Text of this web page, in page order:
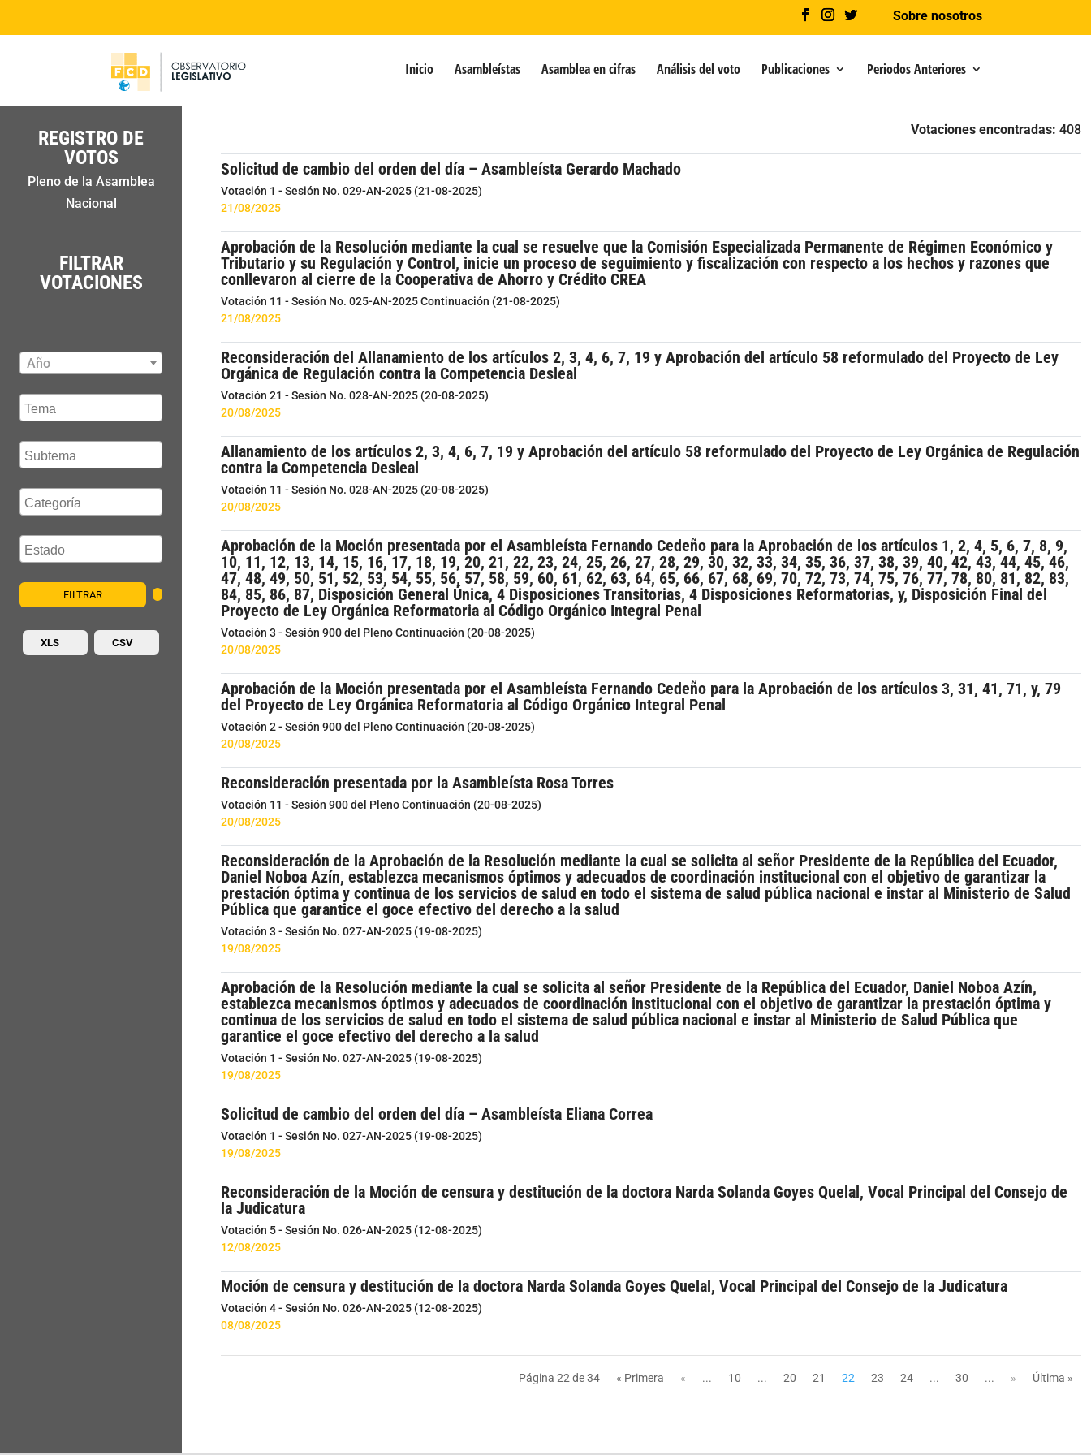
Sobre nosotros
Inicio Asambleístas Asamblea en cifras Análisis del voto Publicaciones Periodos Anteriores
REGISTRO DE
VOTOS
Pleno de la Asamblea
Nacional
FILTRAR
VOTACIONES
Año
FILTRAR
XLS CSV
Votaciones encontradas: 408
Solicitud de cambio del orden del día – Asambleísta Gerardo Machado
Votación 1 - Sesión No. 029-AN-2025 (21-08-2025)
21/08/2025
Aprobación de la Resolución mediante la cual se resuelve que la Comisión Especializada Permanente de Régimen Económico y
Tributario y su Regulación y Control, inicie un proceso de seguimiento y fiscalización con respecto a los hechos y razones que
conllevaron al cierre de la Cooperativa de Ahorro y Crédito CREA
Votación 11 - Sesión No. 025-AN-2025 Continuación (21-08-2025)
21/08/2025
Reconsideración del Allanamiento de los artículos 2, 3, 4, 6, 7, 19 y Aprobación del artículo 58 reformulado del Proyecto de Ley
Orgánica de Regulación contra la Competencia Desleal
Votación 21 - Sesión No. 028-AN-2025 (20-08-2025)
20/08/2025
Allanamiento de los artículos 2, 3, 4, 6, 7, 19 y Aprobación del artículo 58 reformulado del Proyecto de Ley Orgánica de Regulación
contra la Competencia Desleal
Votación 11 - Sesión No. 028-AN-2025 (20-08-2025)
20/08/2025
Aprobación de la Moción presentada por el Asambleísta Fernando Cedeño para la Aprobación de los artículos 1, 2, 4, 5, 6, 7, 8, 9,
10, 11, 12, 13, 14, 15, 16, 17, 18, 19, 20, 21, 22, 23, 24, 25, 26, 27, 28, 29, 30, 32, 33, 34, 35, 36, 37, 38, 39, 40, 42, 43, 44, 45, 46,
47, 48, 49, 50, 51, 52, 53, 54, 55, 56, 57, 58, 59, 60, 61, 62, 63, 64, 65, 66, 67, 68, 69, 70, 72, 73, 74, 75, 76, 77, 78, 80, 81, 82, 83,
84, 85, 86, 87, Disposición General Única, 4 Disposiciones Transitorias, 4 Disposiciones Reformatorias, y, Disposición Final del
Proyecto de Ley Orgánica Reformatoria al Código Orgánico Integral Penal
Votación 3 - Sesión 900 del Pleno Continuación (20-08-2025)
20/08/2025
Aprobación de la Moción presentada por el Asambleísta Fernando Cedeño para la Aprobación de los artículos 3, 31, 41, 71, y, 79
del Proyecto de Ley Orgánica Reformatoria al Código Orgánico Integral Penal
Votación 2 - Sesión 900 del Pleno Continuación (20-08-2025)
20/08/2025
Reconsideración presentada por la Asambleísta Rosa Torres
Votación 11 - Sesión 900 del Pleno Continuación (20-08-2025)
20/08/2025
Reconsideración de la Aprobación de la Resolución mediante la cual se solicita al señor Presidente de la República del Ecuador,
Daniel Noboa Azín, establezca mecanismos óptimos y adecuados de coordinación institucional con el objetivo de garantizar la
prestación óptima y continua de los servicios de salud en todo el sistema de salud pública nacional e instar al Ministerio de Salud
Pública que garantice el goce efectivo del derecho a la salud
Votación 3 - Sesión No. 027-AN-2025 (19-08-2025)
19/08/2025
Aprobación de la Resolución mediante la cual se solicita al señor Presidente de la República del Ecuador, Daniel Noboa Azín,
establezca mecanismos óptimos y adecuados de coordinación institucional con el objetivo de garantizar la prestación óptima y
continua de los servicios de salud en todo el sistema de salud pública nacional e instar al Ministerio de Salud Pública que
garantice el goce efectivo del derecho a la salud
Votación 1 - Sesión No. 027-AN-2025 (19-08-2025)
19/08/2025
Solicitud de cambio del orden del día – Asambleísta Eliana Correa
Votación 1 - Sesión No. 027-AN-2025 (19-08-2025)
19/08/2025
Reconsideración de la Moción de censura y destitución de la doctora Narda Solanda Goyes Quelal, Vocal Principal del Consejo de
la Judicatura
Votación 5 - Sesión No. 026-AN-2025 (12-08-2025)
12/08/2025
Moción de censura y destitución de la doctora Narda Solanda Goyes Quelal, Vocal Principal del Consejo de la Judicatura
Votación 4 - Sesión No. 026-AN-2025 (12-08-2025)
08/08/2025
Página 22 de 34 « Primera « ... 10 ... 20 21 22 23 24 ... 30 ... » Última »